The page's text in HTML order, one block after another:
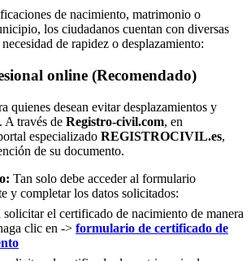
de nacimiento, matrimonio o
los ciudadanos cuentan con diversas
de rapidez o desplazamiento:
online (Recomendado)
quienes desean evitar desplazamientos y
A través de Registro-civil.com, en
especializado REGISTROCIVIL.es,
de su documento.
Tan solo debe acceder al formulario
y completar los datos solicitados:
solicitar el certificado de nacimiento de manera
clic en -> formulario de certificado de